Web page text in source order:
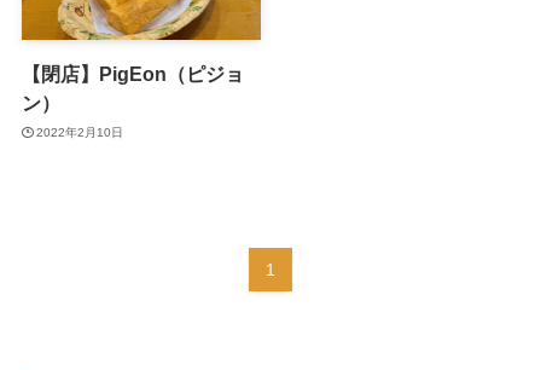
【閉店】PigEon（ピジョ
ン）
2022年2月10日
1